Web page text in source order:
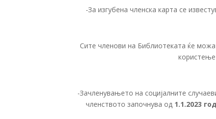
-За изгубена членска карта се
Сите членови на Библиотеката ќе
користење
-Зачленувањето на социјалните
членството започнува од 1.1.2023